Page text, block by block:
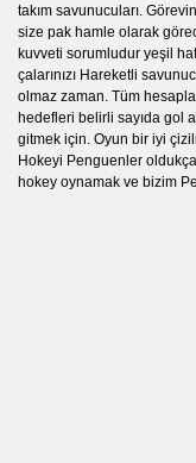
takım savunucuları.
size pak hamle olarak
kuvveti sorumludur yeşil
çalarınızı Hareketli
olmaz zaman. Tüm
hedefleri belirli sayıda gol
gitmek için. Oyun bir iyi
Hokeyi Penguenler
hokey oynamak ve bizim